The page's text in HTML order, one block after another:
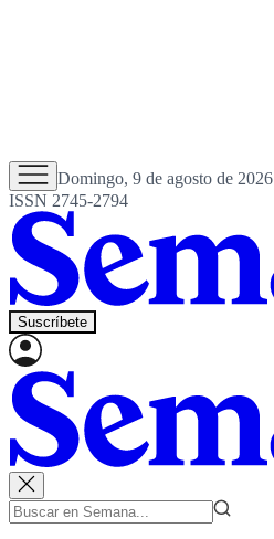
Domingo, 9 de agosto de 2026
ISSN 2745-2794
Suscríbete